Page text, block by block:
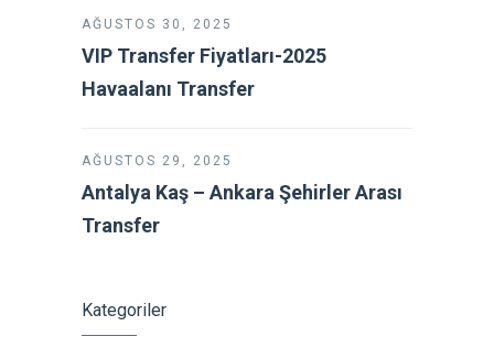
AĞUSTOS 30, 2025
VIP Transfer Fiyatları-2025
Havaalanı Transfer
AĞUSTOS 29, 2025
Antalya Kaş – Ankara Şehirler Arası
Transfer
Kategoriler